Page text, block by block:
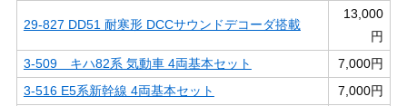
29-827 DD51 耐寒形 DCCサウンドデコーダ搭載
13,000
円
3-509 キハ82系 気動車 4両基本セット
7,000円
3-516 E5系新幹線 4両基本セット
7,000円